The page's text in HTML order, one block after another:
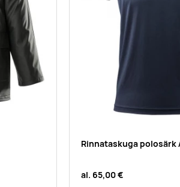
Rinnataskuga polosärk
al. 65,00 €